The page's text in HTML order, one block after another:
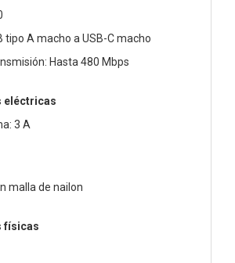
tipo A macho a USB-C macho
Hasta 480 Mbps
eléctricas
3 A
malla de nailon
físicas